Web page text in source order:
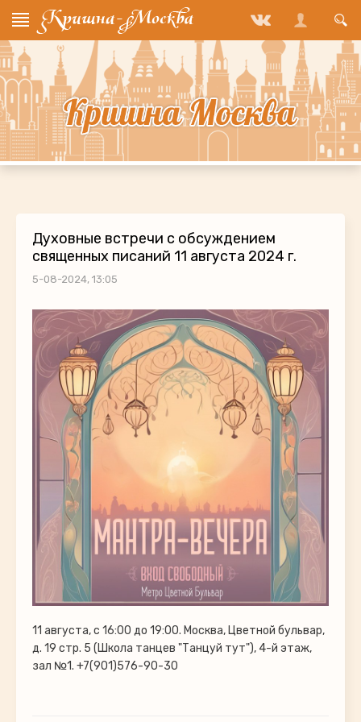
Духовные встречи с обсуждением
священных писаний 11 августа 2024 г.
5-08-2024, 13:05
11 августа, с 16:00 до 19:00. Москва, Цветной бульвар,
д. 19 стр. 5 (Школа танцев "Танцуй тут"), 4-й этаж,
зал №1. +7(901)576-90-30